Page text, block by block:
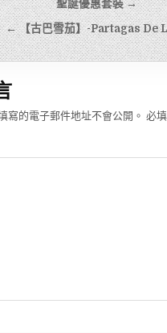
聖誕優惠套裝 →
← 【古巴雪茄】-Partagas De
寫的電子郵件地址不會公開。 必